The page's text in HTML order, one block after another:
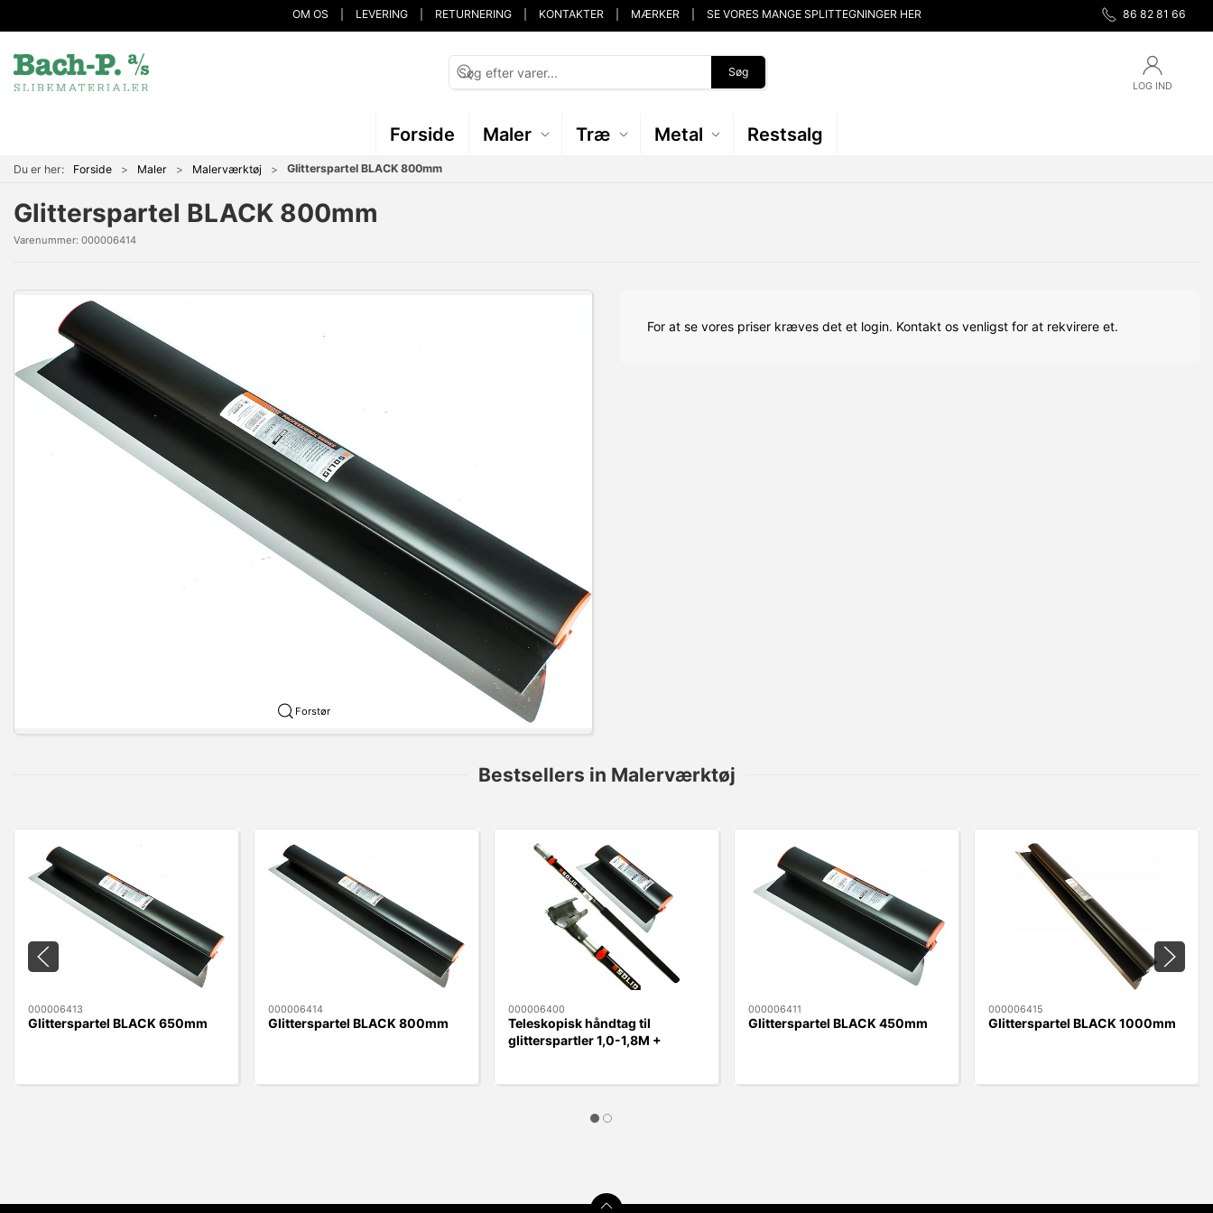
OM OS LEVERING RETURNERING KONTAKTER MÆRKER SE VORES MANGE SPLITTEGNINGER HER 86 82 81 66
Søg
LOG IND
Forside Maler Træ Metal Restsalg
Du er her: Forside Maler Malerværktøj Glitterspartel BLACK 800mm
Glitterspartel BLACK 800mm
Varenummer: 000006414
Forstør
For at se vores priser kræves det et login. Kontakt os venligst for at rekvirere et.
Bestsellers in Malerværktøj
000006413
Glitterspartel BLACK 650mm
000006414
Glitterspartel BLACK 800mm
000006400
Teleskopisk håndtag til
glitterspartler 1,0-1,8M +
000006411
Glitterspartel BLACK 450mm
000006415
Glitterspartel BLACK 1000mm